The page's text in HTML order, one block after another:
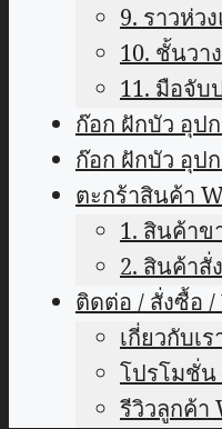
9. ราวห่ว
10. ชั้นวา
11. มือจับ
ก๊อก ฝักบัว อุป
ก๊อก ฝักบัว อุป
ตะกร้าสินค้า
1. สินค้าข
2. สินค้าสั่
ติดต่อ / สั่งซื้อ /
เกี่ยวกับเ
โปรโมชั่น
รีวิวลูกค้า